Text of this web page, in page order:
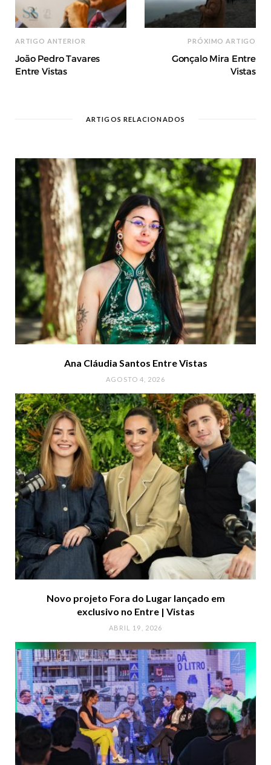
ARTIGO ANTERIOR
João Pedro Tavares
Entre Vistas
PRÓXIMO ARTIGO
Gonçalo Mira Entre
Vistas
ARTIGOS RELACIONADOS
Ana Cláudia Santos Entre Vistas
AGOSTO 4, 2026
Novo projeto Fora do Lugar lançado em
exclusivo no Entre | Vistas
ABRIL 19, 2026